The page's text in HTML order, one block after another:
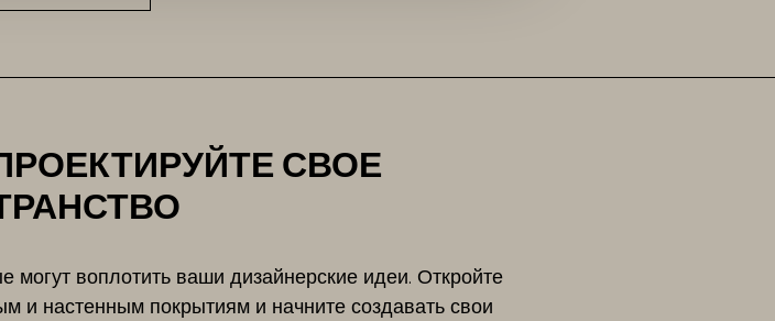
СВОЕ
воплотить ваши дизайнерские идеи. Откройте
и настенным покрытиям и начните создавать свои